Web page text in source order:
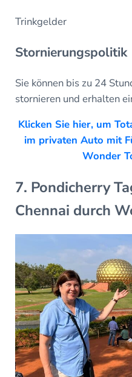
Trinkgelder
Stornierungspolitik
Sie können bis zu 24
stornieren und erhalten
Klicken Sie hier, um
im privaten Auto mit
Wonder
7. Pondicherry
Chennai durch